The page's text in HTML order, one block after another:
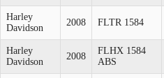
Harley
Davidson
2008 FLTR 1584
Harley
Davidson
2008
FLHX 1584
ABS